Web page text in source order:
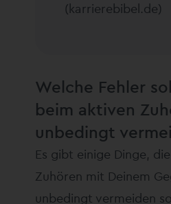
(karrierebibel.de)
Welche Fehler
beim aktiven
unbedingt
Es gibt einige Dinge,
Zuhören mit Deinem
unbedingt vermeiden